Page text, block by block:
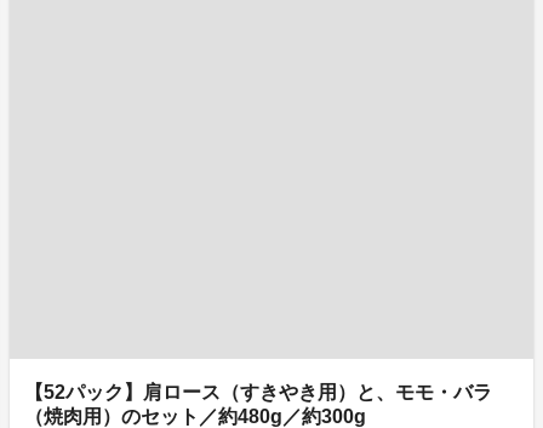
【52パック】肩ロース（すきやき用）と、モモ・バラ
（焼肉用）のセット／約480g／約300g